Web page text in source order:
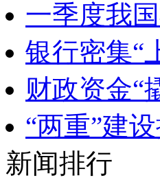
一季度我
银行密集“
财政资金“
“两重”建
新闻排行